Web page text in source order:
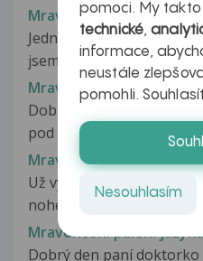
Mravenčení palce
Jednou jsem nabíjela
jsem ho používala. Od tel...
Mravenčení palce po
Dobry den, pred tydnem
pod narkozou. Jednalo se
Mravenčení palce u nohy
Už vyse dvoch mesiacov
nohe a casť chodidla pod
Mravenčení pálení
Dobrý den paní doktorko
pomoci. My
technické,
informace,
neustále
pomohli.
Nesouhlasím